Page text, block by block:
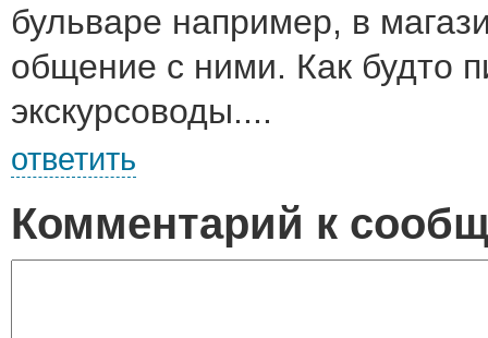
бульваре например, в
общение с ними. Как будто
экскурсоводы....
ответить
Комментарий к